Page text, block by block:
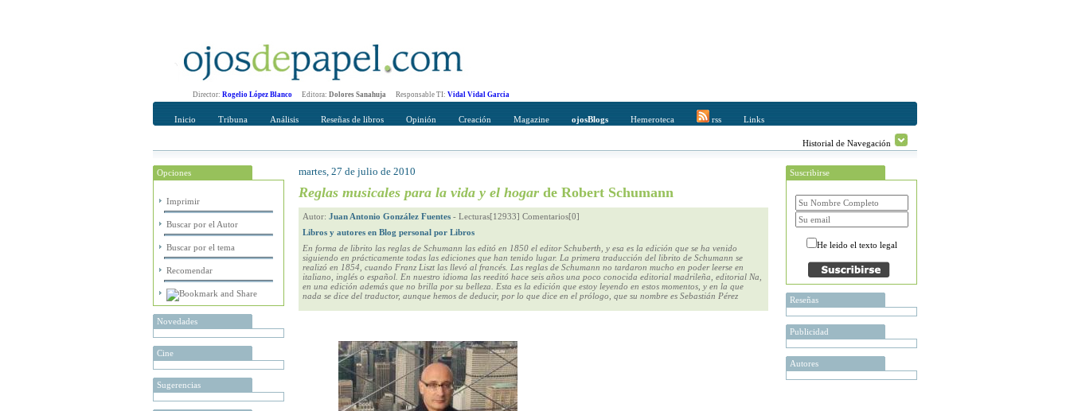
Director: Rogelio López Blanco Editora: Dolores Sanahuja Responsable TI: Vidal Vidal Garcia
Inicio Tribuna Análisis Reseñas de libros Opinión Creación Magazine ojosBlogs Hemeroteca rss Links
Historial de Navegación
Opciones
Imprimir
Buscar por el Autor
Buscar por el tema
Recomendar
Novedades
Cine
Sugerencias
Recomendar
Su nombre Completo
Direccción de correo del destinatario
martes, 27 de julio de 2010
Reglas musicales para la vida y el hogar de Robert Schumann
Autor: Juan Antonio González Fuentes - Lecturas[12933] Comentarios[0]
Libros y autores en Blog personal por Libros
En forma de librito las reglas de Schumann las editó en 1850 el editor Schuberth, y esa es la edición que se ha venido
siguiendo en prácticamente todas las ediciones que han tenido lugar. La primera traducción del librito de Schumann se
realizó en 1854, cuando Franz Liszt las llevó al francés. Las reglas de Schumann no tardaron mucho en poder leerse en
italiano, inglés o español. En nuestro idioma las reeditó hace seis años una poco conocida editorial madrileña, editorial Na,
en una edición además que no brilla por su belleza. Esta es la edición que estoy leyendo en estos momentos, y en la que
nada se dice del traductor, aunque hemos de deducir, por lo que dice en el prólogo, que su nombre es Sebastián Pérez
Suscribirse
He leido el texto legal
Reseñas
Publicidad
Autores